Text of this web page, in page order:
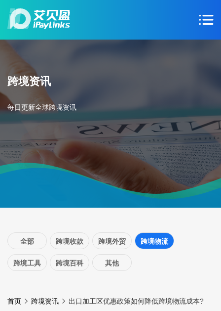
跨境资讯
每日更新全球跨境资讯
全部 跨境收款 跨境外贸 跨境物流
跨境工具 跨境百科 其他
首页 跨境资讯 出口加工区优惠政策如何降低跨境物流成本?